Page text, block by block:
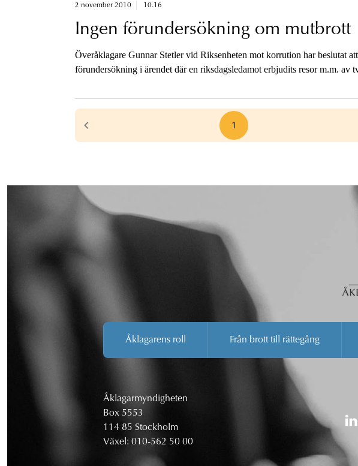
2 november 2010 10.16
Ingen förundersökning om mutbrott
Överåklagare Gunnar Stetler vid Riksenheten mot korrution har beslutat
förundersökning i ärendet där en riksdagsledamot erbjudits resor m.m. av
1
Åklagarens roll Från brott till rättegång
Åklagarmyndigheten
Box 5553
114 85 Stockholm
Växel: 010-562 50 00